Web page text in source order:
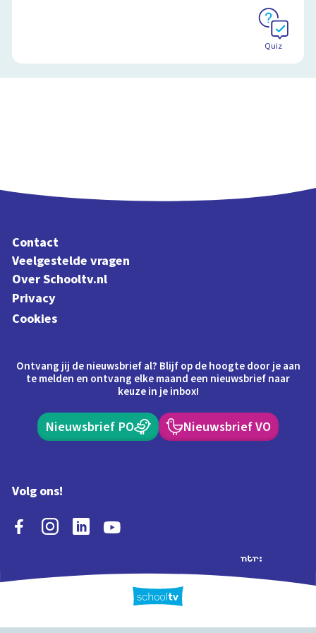
Quiz
Contact
Veelgestelde vragen
Over Schooltv.nl
Privacy
Cookies
Ontvang jij de nieuwsbrief al? Blijf op de hoogte door je aan
te melden en ontvang elke maand een nieuwsbrief naar
keuze in je inbox!
Nieuwsbrief PO Nieuwsbrief VO
Volg ons!